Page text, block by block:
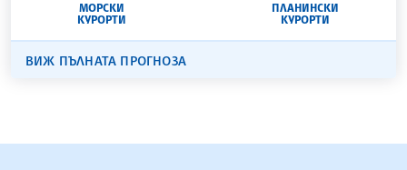
МОРСКИ
КУРОРТИ
ПЛАНИНСКИ
КУРОРТИ
ВИЖ ПЪЛНАТА ПРОГНОЗА